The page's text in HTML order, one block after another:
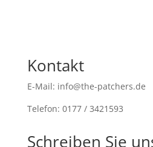
Kontakt
E-Mail: info@the-patchers.de
Telefon: 0177 / 3421593
Schreiben Sie